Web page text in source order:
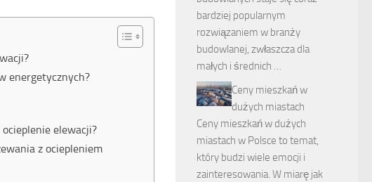
energetycznych?
elewacji?
z ociepleniem
bardziej popularnym
rozwiązaniem w branży
budowlanej, zwłaszcza dla
małych i średnich …
Ceny mieszkań w
dużych miastach
Ceny mieszkań w dużych
miastach w Polsce to temat,
który budzi wiele emocji i
zainteresowania. W miarę jak